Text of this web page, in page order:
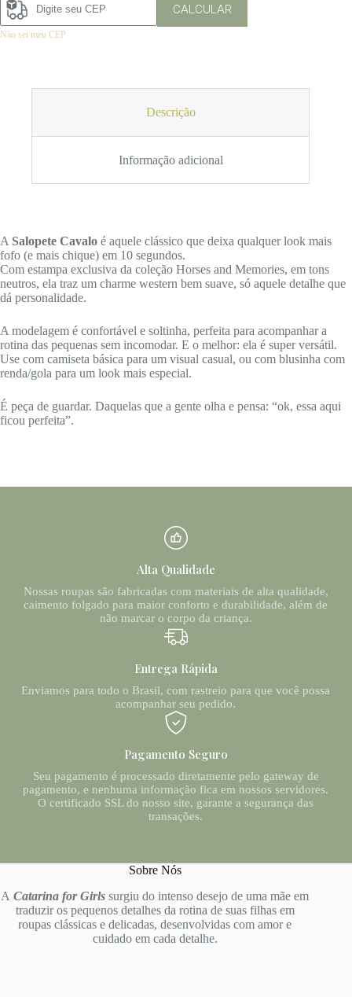
CALCULAR
Não sei meu CEP
Descrição
Informação adicional
A Salopete Cavalo é aquele clássico que deixa qualquer look mais
fofo (e mais chique) em 10 segundos.
Com estampa exclusiva da coleção Horses and Memories, em tons
neutros, ela traz um charme western bem suave, só aquele detalhe que
dá personalidade.
A modelagem é confortável e soltinha, perfeita para acompanhar a
rotina das pequenas sem incomodar. E o melhor: ela é super versátil.
Use com camiseta básica para um visual casual, ou com blusinha com
renda/gola para um look mais especial.
É peça de guardar. Daquelas que a gente olha e pensa: “ok, essa aqui
ficou perfeita”.
Alta Qualidade
Nossas roupas são fabricadas com materiais de alta qualidade,
caimento folgado para maior conforto e durabilidade, além de
não marcar o corpo da criança.
Entrega Rápida
Enviamos para todo o Brasil, com rastreio para que você possa
acompanhar seu pedido.
Pagamento Seguro
Seu pagamento é processado diretamente pelo gateway de
pagamento, e nenhuma informação fica em nossos servidores.
O certificado SSL do nosso site, garante a segurança das
transações.
Sobre Nós
ACatarina for Girls surgiu do intenso desejo de uma mãe em
traduzir os pequenos detalhes da rotina de suas filhas em
roupas clássicas e delicadas, desenvolvidas com amor e
cuidado em cada detalhe.